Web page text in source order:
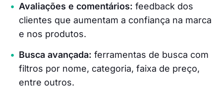
Avaliações e comentários: feedback dos
clientes que aumentam a confiança na marca
e nos produtos.
Busca avançada: ferramentas de busca com
filtros por nome, categoria, faixa de preço,
entre outros.